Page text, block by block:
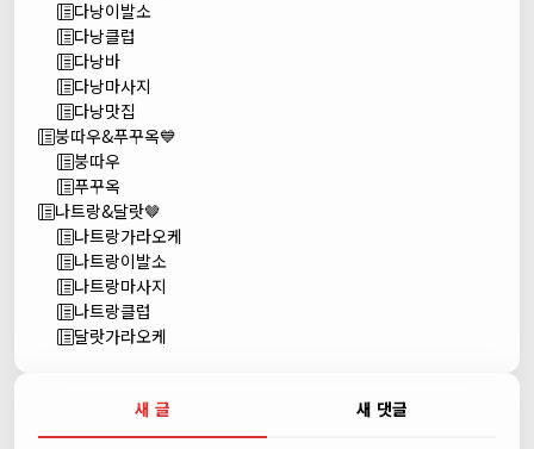
다낭이발소
다낭클럽
다낭바
다낭마사지
다낭맛집
붕따우&푸꾸옥💙
붕따우
푸꾸옥
나트랑&달랏🤎
나트랑가라오케
나트랑이발소
나트랑마사지
나트랑클럽
달랏가라오케
새 글 새 댓글